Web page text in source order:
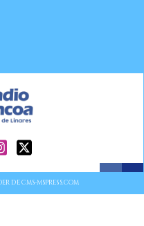
DE CMS-MSPRESS.COM